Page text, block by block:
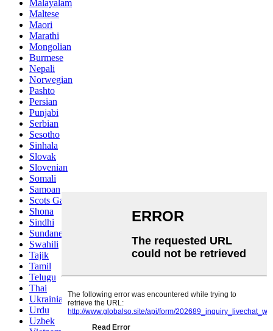
Malayalam
Maltese
Maori
Marathi
Mongolian
Burmese
Nepali
Norwegian
Pashto
Persian
Punjabi
Serbian
Sesotho
Sinhala
Slovak
Slovenian
Somali
Samoan
Scots Gaelic
Shona
Sindhi
Sundanese
Swahili
Tajik
Tamil
Telugu
Thai
Ukrainian
Urdu
Uzbek